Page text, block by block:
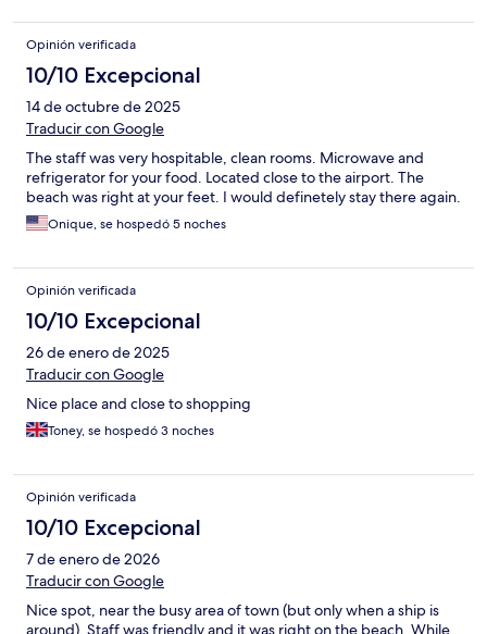
Opinión verificada
10/10 Excepcional
14 de octubre de 2025
Traducir con Google
The staff was very hospitable, clean rooms. Microwave and
refrigerator for your food. Located close to the airport. The
beach was right at your feet. I would definetely stay there again.
Onique, se hospedó 5 noches
Opinión verificada
10/10 Excepcional
26 de enero de 2025
Traducir con Google
Nice place and close to shopping
Toney, se hospedó 3 noches
Opinión verificada
10/10 Excepcional
7 de enero de 2026
Traducir con Google
Nice spot, near the busy area of town (but only when a ship is
around). Staff was friendly and it was right on the beach. While